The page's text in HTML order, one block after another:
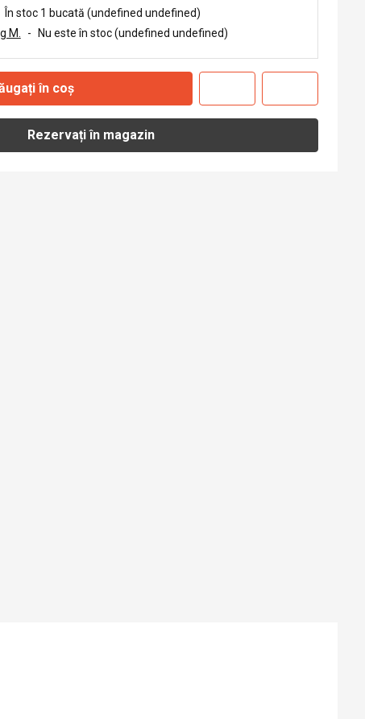
În stoc 1 bucată (undefined undefined)
M.
- Nu este în stoc (undefined undefined)
în coș
Rezervați în magazin